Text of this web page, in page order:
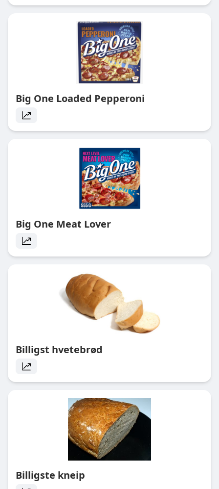
Big One Loaded Pepperoni
Big One Meat Lover
Billigst hvetebrød
Billigste kneip